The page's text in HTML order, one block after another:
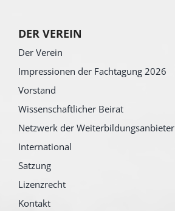
DER VEREIN
Der Verein
Impressionen der Fachtagung 2026
Vorstand
Wissenschaftlicher Beirat
Netzwerk der Weiterbildungsanbieter
International
Satzung
Lizenzrecht
Kontakt